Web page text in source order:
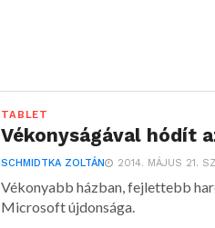
TABLET
Vékonyságával hódít
SCHMIDTKA ZOLTÁN 2014. MÁJUS 21.
Vékonyabb házban, fejlettebb
Microsoft újdonsága.